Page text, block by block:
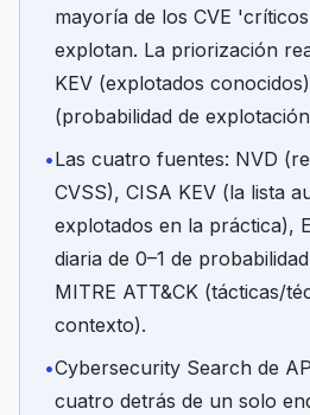
mayoría de los CVE
explotan. La priorización
KEV (explotados
(probabilidad de
•Las cuatro fuentes: NVD
CVSS), CISA KEV (la lista
explotados en la práctica),
diaria de 0–1 de
MITRE ATT&CK (tácticas/
contexto).
•Cybersecurity Search de
cuatro detrás de un solo